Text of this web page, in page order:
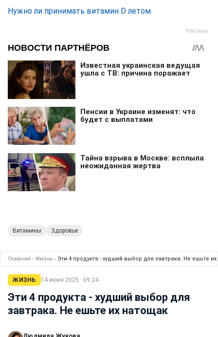
Нужно ли принимать витамин D летом
Витамины Здоровье
Главная › Жизнь › Эти 4 продукта - худший выбор для завтрака. Не ешьте
ЖИЗНЬ 14 июня 2025 · 09:24
Эти 4 продукта - худший выбор для
завтрака. Не ешьте их натощак